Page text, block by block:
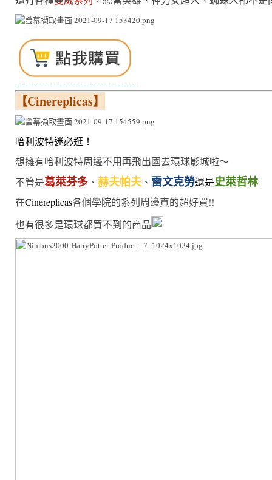
【Cinereplicas】
哈利波特迷必逛！
想擁有哈利波特周邊不用再飛出國去環球影城啦～
不管是葛萊芬多 、 赫夫帕夫、 雷文克勞還是史萊哲林
在Cinereplicas各個學院的系列周邊真的超好買!!
也有很多是環球都買不到的商品